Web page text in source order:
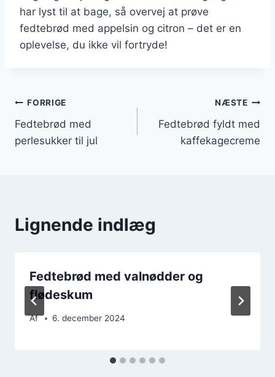
har lyst til at bage, så overvej at prøve
fedtebrød med appelsin og citron – det er en
oplevelse, du ikke vil fortryde!
Indlægsnavigation
FORRIGE
Fedtebrød med
perlesukker til jul
NÆSTE
Fedtebrød fyldt med
kaffekagecreme
Lignende indlæg
Fedtebrød med valnødder og
flødeskum
Af 6. december 2024